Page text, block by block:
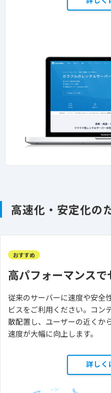
高速化・安定化の
おすすめ
高パフォーマンスで
従来のサーバーに速度や安全
ビスをご利用ください。コン
散配置し、ユーザーの近くか
速度が大幅に向上します。
詳しく